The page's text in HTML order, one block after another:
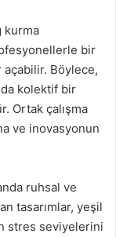
kurma
bir
Böylece,
kolektif bir
Ortak çalışma
ve inovasyonun
ruhsal ve
tasarımlar, yeşil
stres seviyelerini